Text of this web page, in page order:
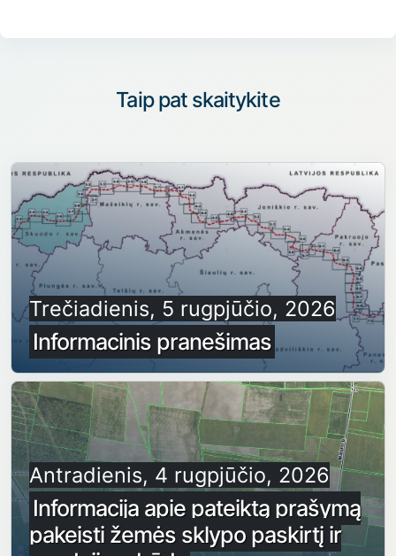
Taip pat skaitykite
Trečiadienis, 5 rugpjūčio, 2026
Informacinis pranešimas
Antradienis, 4 rugpjūčio, 2026
Informacija apie pateiktą prašymą
pakeisti žemės sklypo paskirtį ir